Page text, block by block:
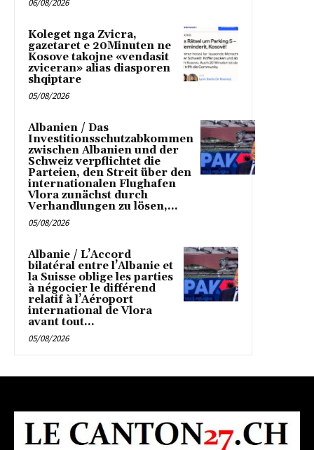
06/08/2026
Koleget nga Zvicra,
gazetaret e 20Minuten ne
Kosove takojne «vendasit
zviceran» alias diasporen
shqiptare
05/08/2026
Albanien / Das
Investitionsschutzabkommen
zwischen Albanien und der
Schweiz verpflichtet die
Parteien, den Streit über den
internationalen Flughafen
Vlora zunächst durch
Verhandlungen zu lösen,...
05/08/2026
Albanie / L’Accord
bilatéral entre l’Albanie et
la Suisse oblige les parties
à négocier le différend
relatif à l’Aéroport
international de Vlora
avant tout...
05/08/2026